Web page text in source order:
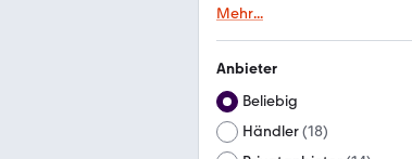
Mehr...
Anbieter
Beliebig
Händler(18)